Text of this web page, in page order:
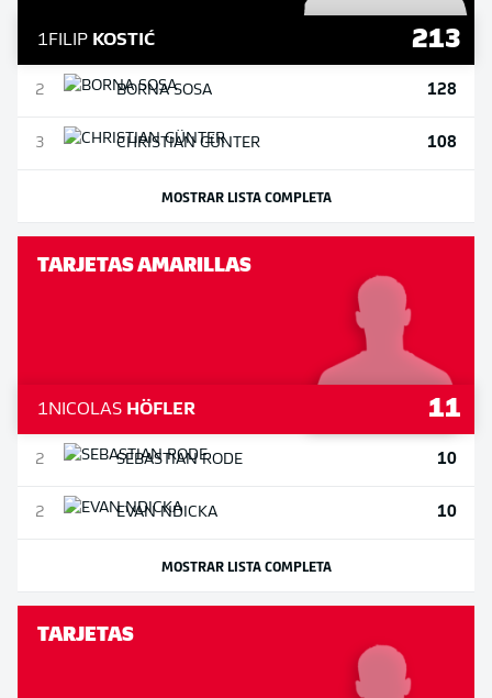
1FILIP KOSTIĆ 213
2 BORNASOSA 128
3 CHRISTIANGÜNTER 108
MOSTRAR LISTA COMPLETA
TARJETAS AMARILLAS
1NICOLAS HÖFLER 11
2 SEBASTIANRODE 10
2 EVANNDICKA 10
MOSTRAR LISTA COMPLETA
TARJETAS